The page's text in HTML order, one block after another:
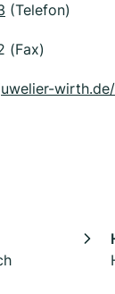
(Telefon)
(Fax)